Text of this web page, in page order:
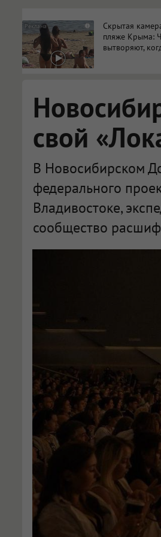
i
Скрытая
пляже Крыма:
вытворяют,
свой
В Новосибирском
федерального
Владивостоке,
сообщество